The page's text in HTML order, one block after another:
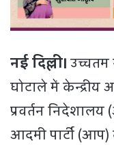
नई दिल्ली।उच्चतम
घोटाले में
प्रवर्तन निदेशालय
आदमी पार्टी